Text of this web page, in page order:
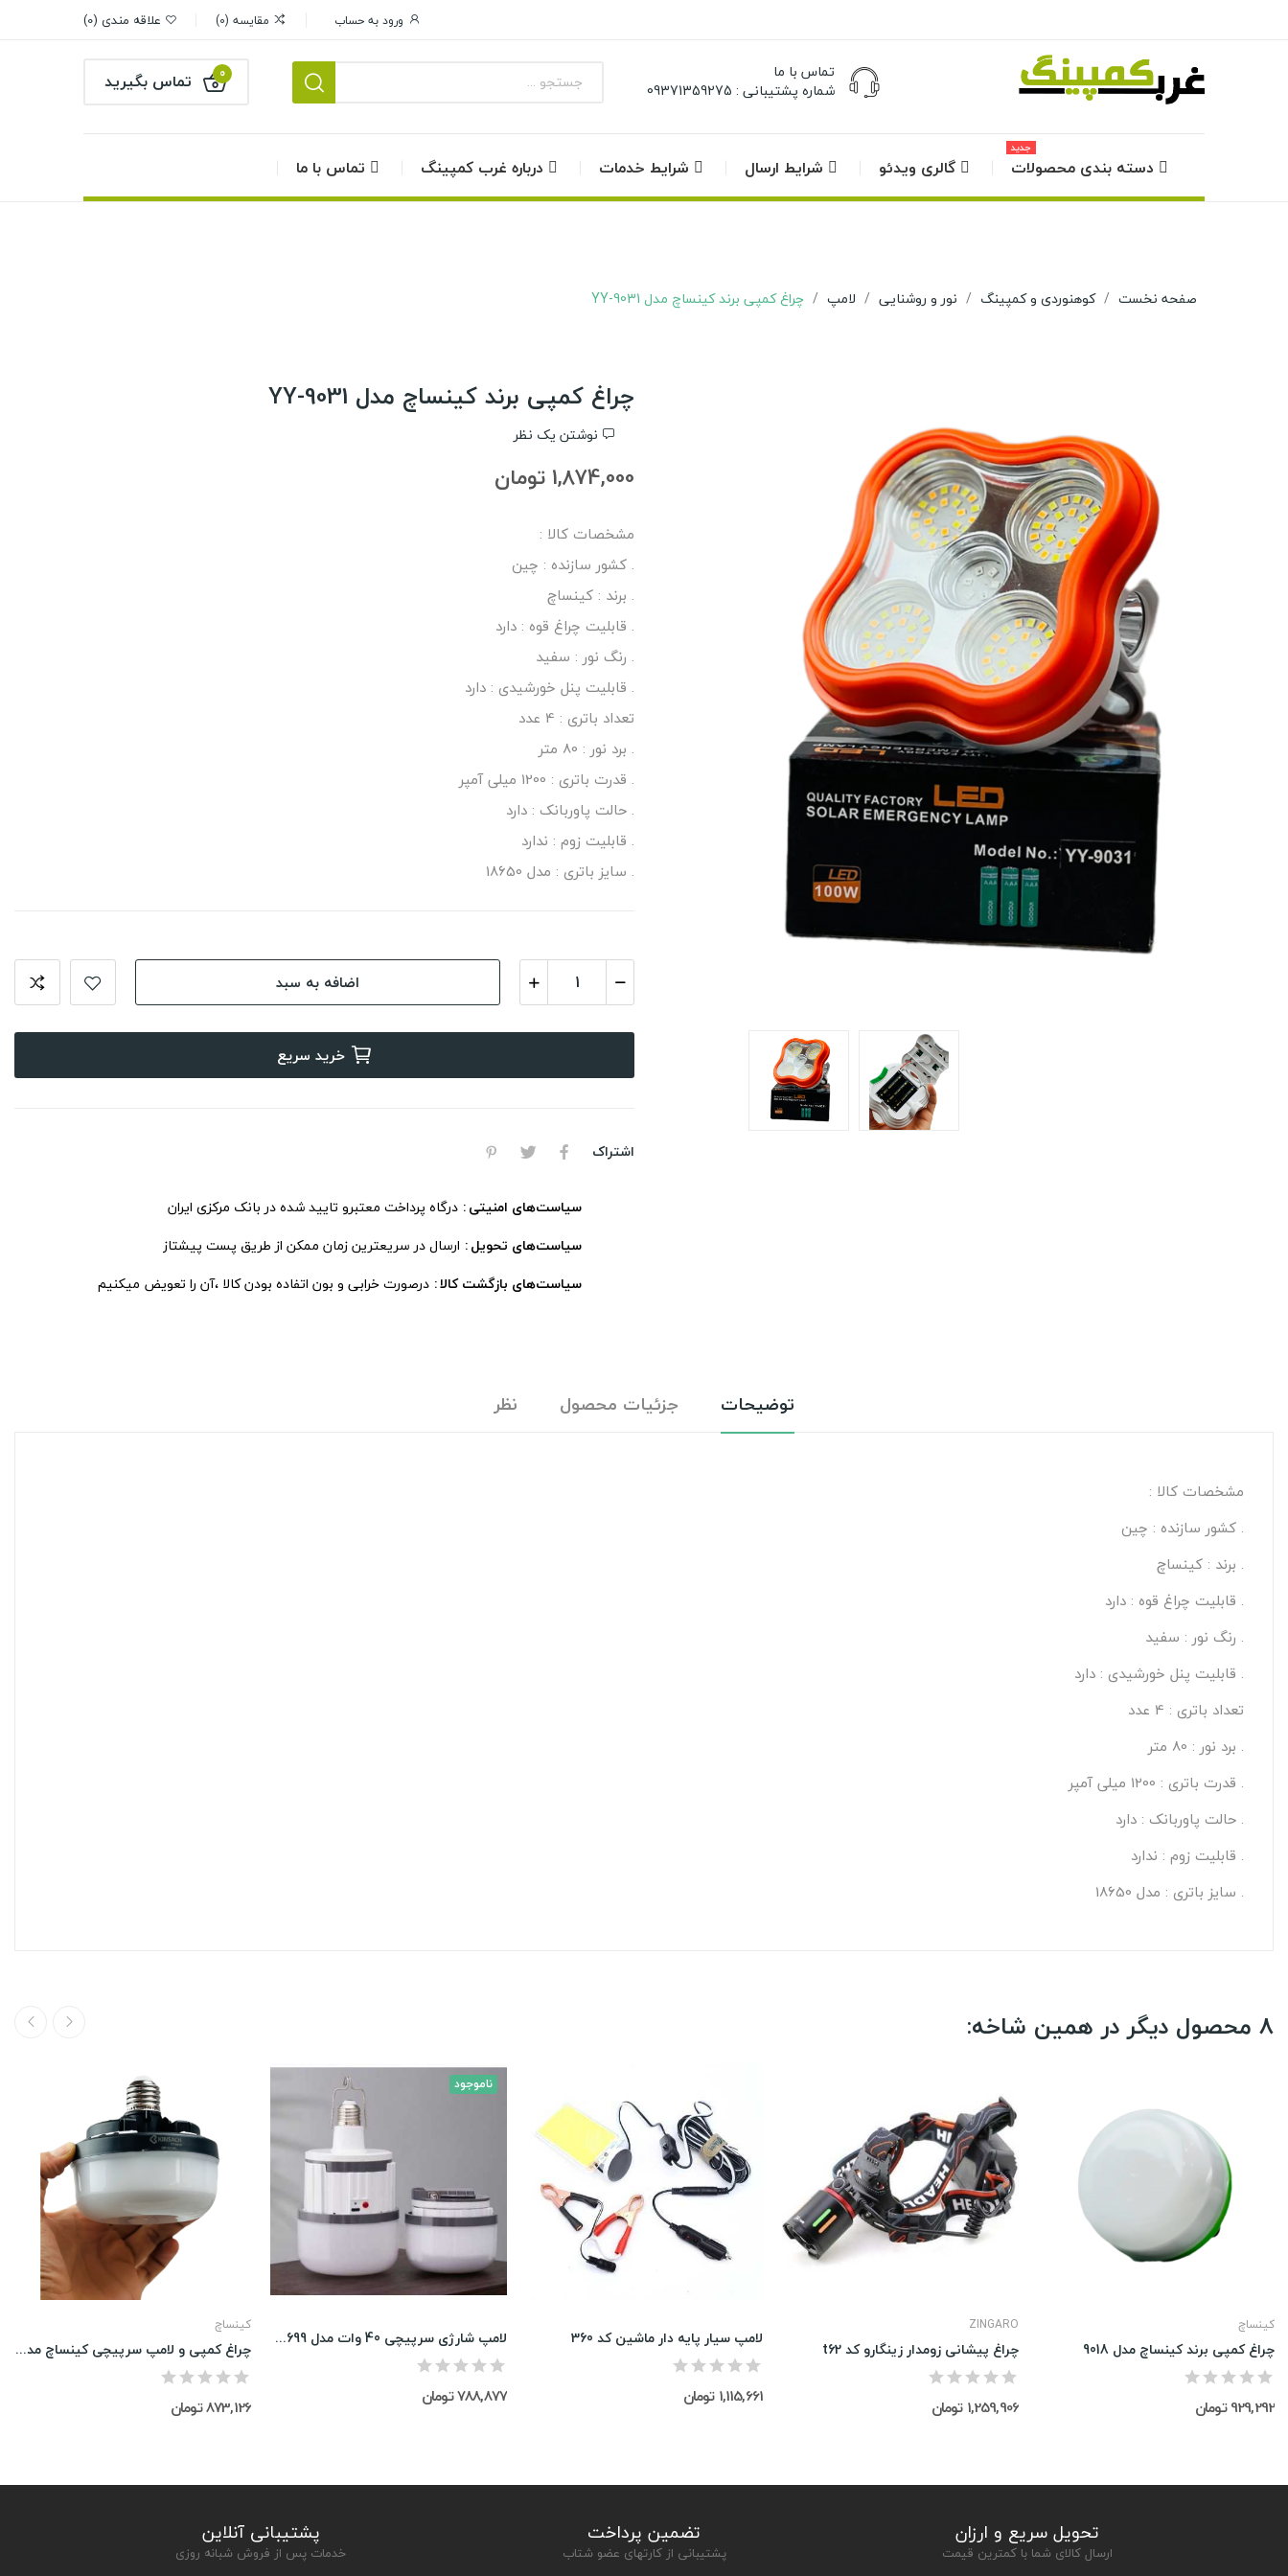
ورود به حساب مقایسه 0 علاقه مندی 0
تماس با ما
شماره پشتیبانی : 09371359275
تماس بگیرید 0
دسته بندی محصولات
جدید
گالری ویدئو شرایط ارسال شرایط خدمات درباره غرب کمپینگ تماس با ما
صفحه نخست کوهنوردی و کمپینگ نور و روشنایی لامپ چراغ کمپی برند کینساچ مدل YY-9031
چراغ کمپی برند کینساچ مدل YY-9031
نوشتن یک نظر
1,874,000 تومان
مشخصات کالا :
. کشور سازنده : چین
. برند : کینساچ
. قابلیت چراغ قوه : دارد
. رنگ نور : سفید
. قابلیت پنل خورشیدی : دارد
تعداد باتری : 4 عدد
. برد نور : 80 متر
. قدرت باتری : 1200 میلی آمپر
. حالت پاوربانک : دارد
. قابلیت زوم : ندارد
. سایز باتری : مدل 18650
اضافه به سبد
خرید سریع
اشتراک
سیاست‌های امنیتی درگاه پرداخت معتبرو تایید شده در بانک مرکزی ایران
سیاست‌های تحویل ارسال در سریعترین زمان ممکن از طریق پست پیشتاز
سیاست‌های بازگشت کالا درصورت خرابی و بون اتفاده بودن کالا ،آن را تعویض میکنیم
توضیحات جزئیات محصول نظر
مشخصات کالا :
. کشور سازنده : چین
. برند : کینساچ
. قابلیت چراغ قوه : دارد
. رنگ نور : سفید
. قابلیت پنل خورشیدی : دارد
تعداد باتری : 4 عدد
. برد نور : 80 متر
. قدرت باتری : 1200 میلی آمپر
. حالت پاوربانک : دارد
. قابلیت زوم : ندارد
. سایز باتری : مدل 18650
8 محصول دیگر در همین شاخه:
کینساچ
چراغ کمپی و لامپ سرپیچی کینساچ مدل YY-9010
873,126 تومان
ناموجود
لامپ شارژی سرپیچی 40 وات مدل BL-699
788,877 تومان
لامپ سیار پایه دار ماشین کد 360
1,115,661 تومان
ZINGARO
چراغ پیشانی زومدار زینگارو کد t62
1,259,906 تومان
کینساچ
چراغ کمپی برند کینساچ مدل 9018
929,292 تومان
تحویل سریع و ارزان
ارسال کالای شما با کمترین قیمت
تضمین پرداخت
پشتیبانی از کارتهای عضو شتاب
پشتیبانی آنلاین
خدمات پس از فروش شبانه روزی